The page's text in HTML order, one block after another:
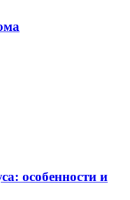
особенности и